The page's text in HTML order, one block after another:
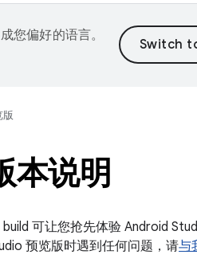
您偏好的语言。
版
本说明
可让您抢先体验 Android
预览版时遇到任何问题，请与